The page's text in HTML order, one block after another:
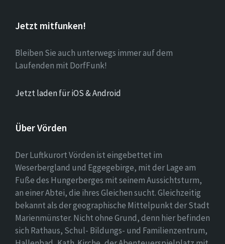
Jetzt mitfunken!
Bleiben Sie auch unterwegs immer auf dem
Laufenden mit DorfFunk!
Jetzt laden für iOS & Android
Über Vörden
Der Luftkurort Vörden ist eingebettet im
Weserbergland und Eggegebirge, mit der Lage am
Fuße des Hungerberges mit seinem Aussichtsturm,
an einer Abtei, die ihres Gleichen sucht. Gleichzeitig
bekannt als der geographische Mittelpunkt der Stadt
Marienmünster. Nicht ohne Grund, denn hier befinden
sich Rathaus, Schul- Bildungs- und Familienzentrum,